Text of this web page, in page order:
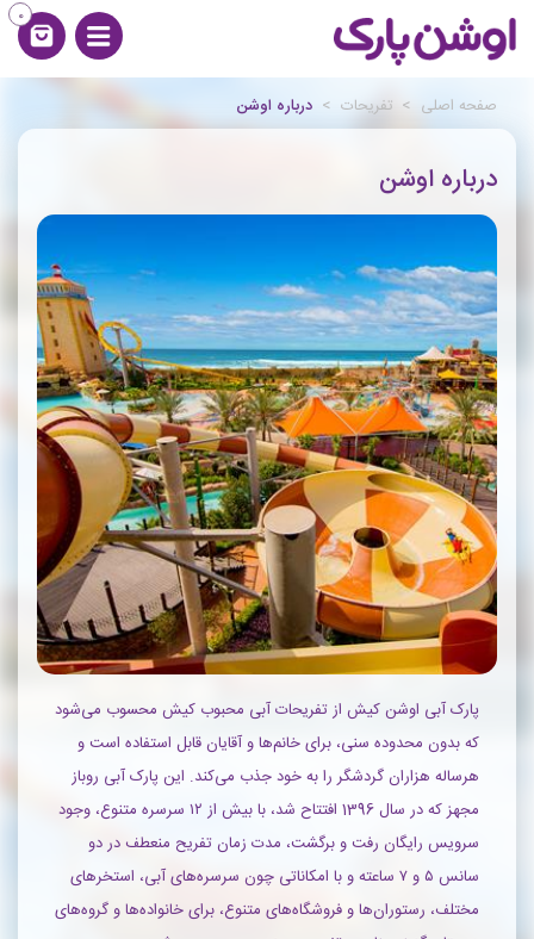
0
صفحه اصلی > تفریحات > درباره اوشن
پارک آبی اوشن کیش از تفریحات آبی محبوب کیش محسوب می‌شود
که بدون محدوده سنی، برای خانم‌ها و آقایان قابل استفاده است و
هرساله هزاران گردشگر را به خود جذب می‌کند. این پارک آبی روباز
مجهز که در سال 1396 افتتاح شد، با بیش از ۱۲ سرسره متنوع، وجود
سرویس رایگان رفت‌ و برگشت، مدت‌ زمان تفریح منعطف در دو
سانس ۵ و ۷ ساعته و با امکاناتی چون سرسره‌های آبی، استخرهای
مختلف، رستوران‌ها و فروشگاه‌‌های متنوع، برای خانواده‌ها و گروه‌های
درباره اوشن